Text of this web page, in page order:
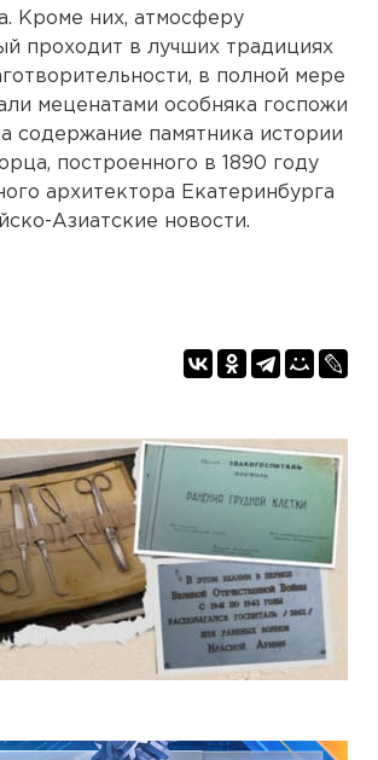
Кроме них, атмосферу
проходит в лучших традициях
в полной мере
меценатами особняка госпожи
содержание памятника истории
построенного в 1890 году
архитектора Екатеринбурга
Азиатские новости.